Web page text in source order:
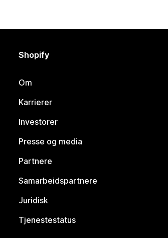
Shopify
Om
Karrierer
Investorer
Presse og media
Partnere
Samarbeidspartnere
Juridisk
Tjenestestatus